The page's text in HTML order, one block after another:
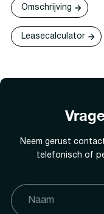
Omschrijving
Leasecalculator
Neem gerust
telefonisch of